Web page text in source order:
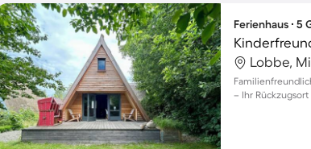
Ferienhaus ∙ 5
Lobbe,
– Ihr